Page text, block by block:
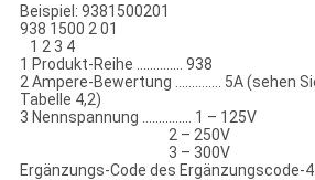
Beispiel: 9381500201
938 1500 2 01
1 2 3 4
1 Produkt-Reihe .............. 938
2 Ampere-Bewertung .............. 5A (sehen
Tabelle 4,2)
3 Nennspannung ............... 1 – 125V
2 – 250V
3 – 300V
Ergänzungs-Code des Ergänzungscode-4